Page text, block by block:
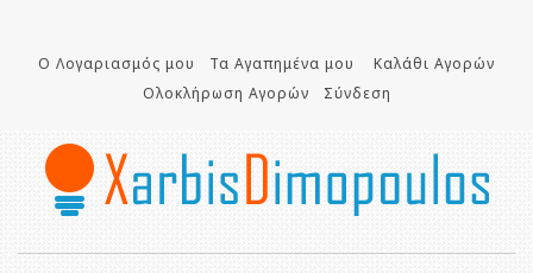
περιεχόμενο
Ο Λογαριασμός μου Τα Αγαπημένα μου
Καλάθι Αγορών
Ολοκλήρωση Αγορών
Σύνδεση